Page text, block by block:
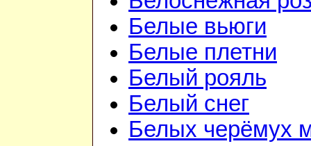
Белые вьюги
Белые плетни
Белый рояль
Белый снег
Белых черёмух